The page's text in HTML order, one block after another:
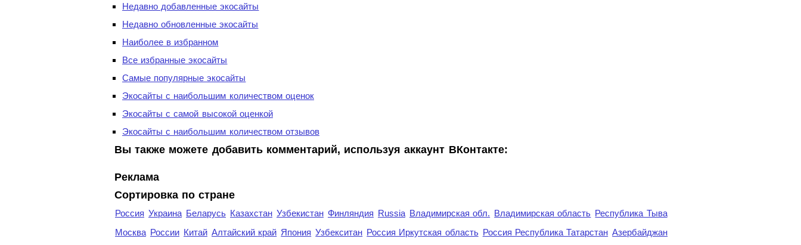
Недавно добавленные экосайты
Недавно обновленные экосайты
Наиболее в избранном
Все избранные экосайты
Самые популярные экосайты
Экосайты с наибольшим количеством оценок
Экосайты с самой высокой оценкой
Экосайты с наибольшим количеством отзывов
Вы также можете добавить комментарий, используя аккаунт ВКонтакте:
Реклама
Сортировка по стране
Россия Украина Беларусь Казахстан Узбекистан Финляндия Russia Владимирская обл. Владимирская область Республика Тыва
Москва России Китай Алтайский край Япония Узбекситан Россия Иркутская область Россия Республика Татарстан Азербайджан